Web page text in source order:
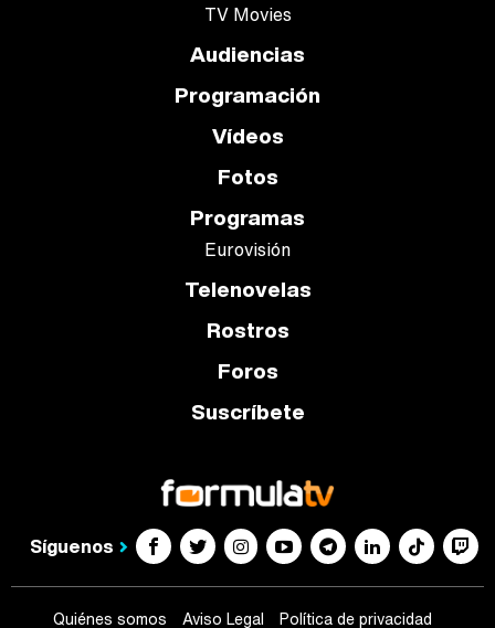
TV Movies
Audiencias
Programación
Vídeos
Fotos
Programas
Eurovisión
Telenovelas
Rostros
Foros
Suscríbete
Síguenos
Quiénes somos Aviso Legal Política de privacidad